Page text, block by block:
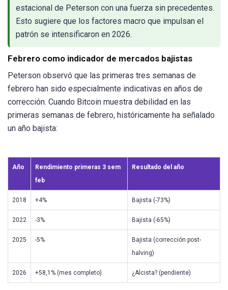
estacional de Peterson con una fuerza sin precedentes.
Esto sugiere que los factores macro que impulsan el
patrón se intensificaron en 2026.
Febrero como indicador de mercados bajistas
Peterson observó que las primeras tres semanas de
febrero han sido especialmente indicativas en años de
corrección. Cuando Bitcoin muestra debilidad en las
primeras semanas de febrero, históricamente ha señalado
un año bajista:
Año
Rendimiento primeras 3 sem
feb
Resultado del año
2018 +4% Bajista (-73%)
2022 -3% Bajista (-65%)
2025 -5%
Bajista (corrección post-
halving)
2026 +58,1% (mes completo) ¿Alcista? (pendiente)